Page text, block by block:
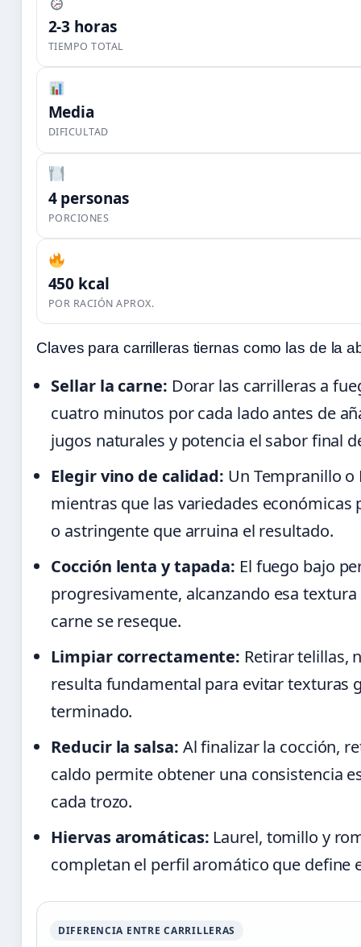
2-3 horas
TIEMPO TOTAL
Media
DIFICULTAD
4 personas
PORCIONES
450 kcal
POR RACIÓN APROX.
Claves para carrilleras tiernas como las de la
Sellar la carne: Dorar las carrilleras a
cuatro minutos por cada lado antes de
jugos naturales y potencia el sabor final
Elegir vino de calidad: Un Tempranillo
mientras que las variedades
o astringente que arruina el resultado.
Cocción lenta y tapada: El fuego bajo
progresivamente, alcanzando esa
carne se reseque.
Limpiar correctamente: Retirar telillas,
resulta fundamental para evitar texturas
terminado.
Reducir la salsa: Al finalizar la cocción,
caldo permite obtener una consistencia
cada trozo.
Hiervas aromáticas: Laurel, tomillo y
completan el perfil aromático que define
DIFERENCIA ENTRE CARRILLERAS